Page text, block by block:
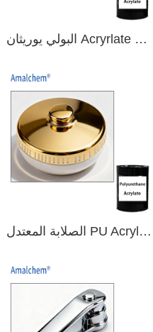
البولي يوريثان Acryrlate Oligomer for Durable Vacuum Plated Finishes (باللغة الإنجليزية)
الصلابة المعتدل PU Acrylate Oligomer for Vacuum Plating (بالإنجليزية)